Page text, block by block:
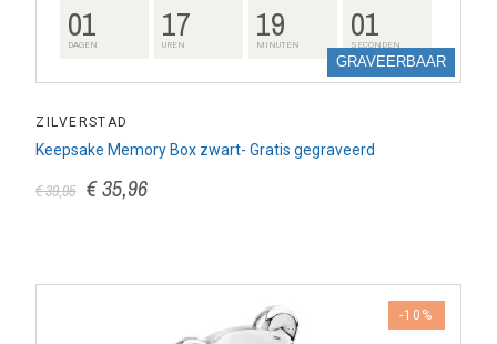
GRAVEERBAAR
01
DAGEN 17
UREN 19
MINUTEN 00
SECONDEN
ZILVERSTAD
Keepsake Memory Box zwart- Gratis gegraveerd
€ 39,95 € 35,96
-10%